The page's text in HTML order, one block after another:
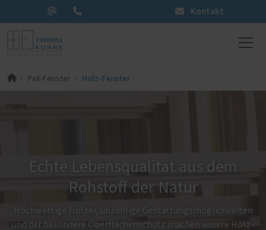
Kontakt
PaX-Fenster Holz-Fenster
Echte Lebensqualität aus dem
Rohstoff der Natur
Hochwertige Hölzer, unzählige Gestaltungsmöglichkeiten
und der besondere Oberflächenschutz machen unsere Holz-